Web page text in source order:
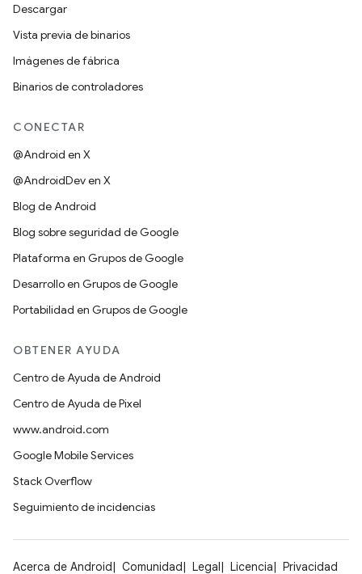
Descargar
Vista previa de binarios
Imágenes de fábrica
Binarios de controladores
CONECTAR
@Android en X
@AndroidDev en X
Blog de Android
Blog sobre seguridad de Google
Plataforma en Grupos de Google
Desarrollo en Grupos de Google
Portabilidad en Grupos de Google
OBTENER AYUDA
Centro de Ayuda de Android
Centro de Ayuda de Pixel
www.android.com
Google Mobile Services
Stack Overflow
Seguimiento de incidencias
Acerca de Android Comunidad Legal Licencia Privacidad